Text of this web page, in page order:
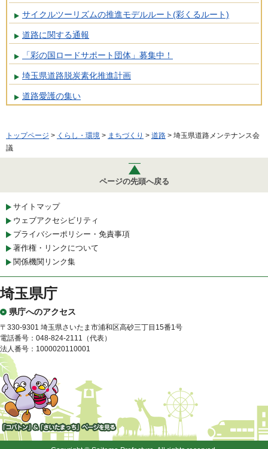
サイクルツーリズムの推進モデルルート(彩くるルート)
道路に関する通報
「彩の国ロードサポート団体」募集中！
埼玉県道路脱炭素化推進計画
道路愛護の集い
トップページ > くらし・環境 > まちづくり > 道路 > 埼玉県道路メンテナンス会
議
ページの先頭へ戻る
サイトマップ
ウェブアクセシビリティ
プライバシーポリシー・免責事項
著作権・リンクについて
関係機関リンク集
埼玉県庁
県庁へのアクセス
〒330-9301 埼玉県さいたま市浦和区高砂三丁目15番1号
電話番号：048-824-2111（代表）
法人番号：1000020110001
「コバトン」&「さいたまっ